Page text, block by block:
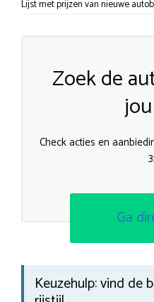
Lijst met prijzen van nieuwe
Zoek de
Check acties en
Ga
Keuzehulp: vind de